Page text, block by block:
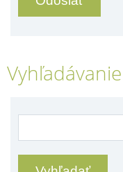
Vyhľadávanie